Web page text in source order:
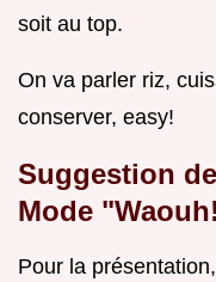
soit au top.
On va parler riz,
conserver, easy!
Suggestion
Mode
Pour la